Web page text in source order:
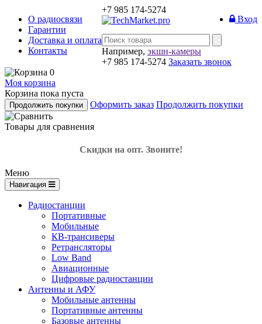
О радиосвязи
Гарантии
Доставка и оплата
Контакты
+7 985 174-5274
Вход
Например, экшн-камеры
+7 985 174-5274 Заказать звонок
0
Моя корзина
Корзина пока пуста
Продолжить покупки Оформить заказ Продолжить покупки
Товары для сравнения
Скидки на опт. Звоните!
Меню
Навигация
Радиостанции
Портативные
Мобильные
КВ-трансиверы
Ретрансляторы
Low Band
Авиационные
Цифровые радиостанции
Антенны и АФУ
Мобильные антенны
Портативные антенны
Базовые антенны